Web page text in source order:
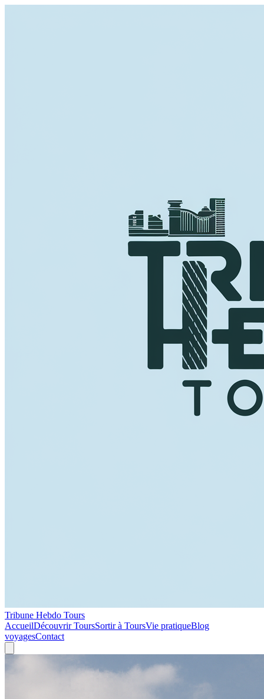
Tribune Hebdo Tours
AccueilDécouvrir ToursSortir à ToursVie pratiqueBlog
voyagesContact